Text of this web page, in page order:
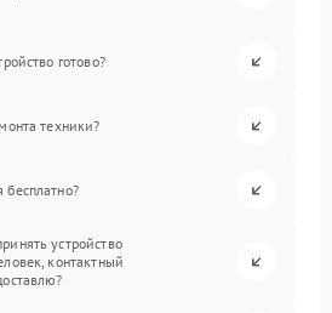
готово?
техники?
бесплатно?
устройство
контактный